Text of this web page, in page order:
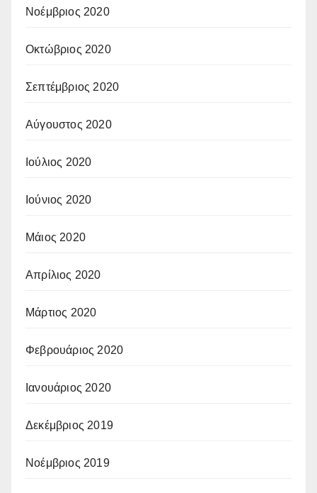
Νοέμβριος 2020
Οκτώβριος 2020
Σεπτέμβριος 2020
Αύγουστος 2020
Ιούλιος 2020
Ιούνιος 2020
Μάιος 2020
Απρίλιος 2020
Μάρτιος 2020
Φεβρουάριος 2020
Ιανουάριος 2020
Δεκέμβριος 2019
Νοέμβριος 2019